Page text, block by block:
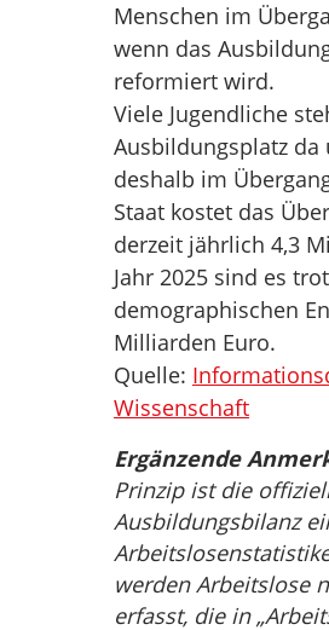
Menschen im
wenn das
reformiert wird.
Viele Jugendliche
Ausbildungsplatz da
deshalb im
Staat kostet das
derzeit jährlich 4,3
Jahr 2025 sind es
demographischen
Milliarden Euro.
Quelle:
Wissenschaft
Ergänzende
Prinzip ist die
Ausbildungsbilanz
werden Arbeitslose
erfasst, die in